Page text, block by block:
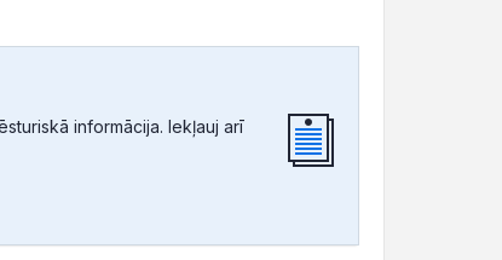
informācija. Iekļauj arī